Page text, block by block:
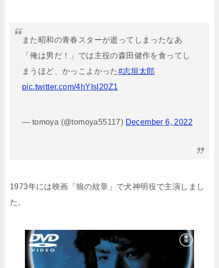
また昭和の青春スターが逝ってしまったなあ
「俺は男だ！」では主役の森田健作を食ってし
まうほど、かっこよかった#志垣太郎
pic.twitter.com/4hYIsl20Z1
— tomoya (@tomoya55117) December 6, 2022
1973年には映画「狼の紋章」で犬神明役で主演しまし
た。